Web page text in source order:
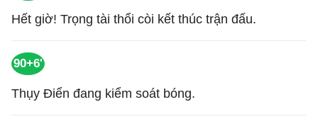
Hết giờ! Trọng tài thổi còi kết thúc trận đấu.
90+6'
Thụy Điển đang kiểm soát bóng.